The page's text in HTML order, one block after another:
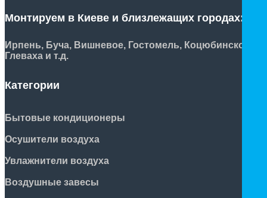
Монтируем в Киеве и близлежащих городах:
Ирпень, Буча, Вишневое, Гостомель, Коцюбинское,
Глеваха и т.д.
Категории
Бытовые кондиционеры
Осушители воздуха
Увлажнители воздуха
Воздушные завесы